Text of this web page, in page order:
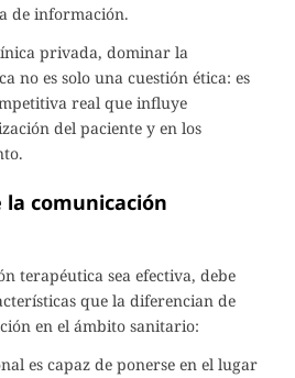
de información.
privada, dominar la
no es solo una cuestión ética: es
real que influye
del paciente y en los
la comunicación
terapéutica sea efectiva, debe
que la diferencian de
en el ámbito sanitario:
es capaz de ponerse en el lugar